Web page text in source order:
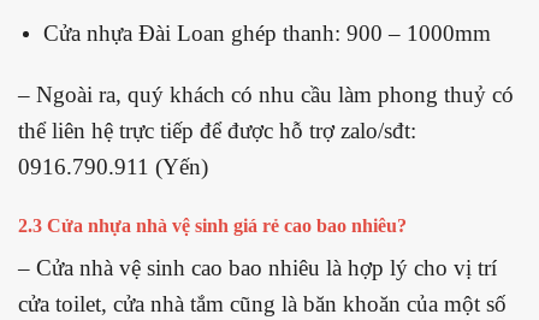
Cửa nhựa Đài Loan ghép thanh: 900 – 1000mm
– Ngoài ra, quý khách có nhu cầu làm phong thuỷ có
thể liên hệ trực tiếp để được hỗ trợ zalo/sđt:
0916.790.911 (Yến)
2.3 Cửa nhựa nhà vệ sinh giá rẻ cao bao nhiêu?
– Cửa nhà vệ sinh cao bao nhiêu là hợp lý cho vị trí
cửa toilet, cửa nhà tắm cũng là băn khoăn của một số